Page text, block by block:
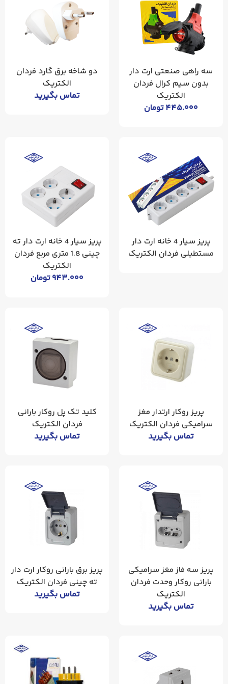
سه راهی صنعتی ارت دار
بدون سیم کرال فردان
الکتریک
۴۴۵.۰۰۰تومان
دو شاخه برق گارد فردان
الکتریک
تماس بگیرید
پریز سیار 4 خانه ارت دار
مستطیلی فردان الکتریک
پریز سیار 4 خانه ارت دار ته
چینی 1.8 متری مربع فردان
الکتریک
۹۴۳.۰۰۰تومان
پریز روکار ارتدار مغز
سرامیکی فردان الکتریک
تماس بگیرید
کلید تک پل روکار بارانی
فردان الکتریک
تماس بگیرید
پریز سه فاز مغز سرامیکی
بارانی روکار وحدت فردان
الکتریک
تماس بگیرید
پریز برق بارانی روکار ارت دار
ته چینی فردان الکتریک
تماس بگیرید